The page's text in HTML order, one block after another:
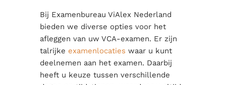
Bij Examenbureau ViAlex Nederland
bieden we diverse opties voor het
afleggen van uw VCA-examen. Er zijn
talrijke examenlocaties waar u kunt
deelnemen aan het examen. Daarbij
heeft u keuze tussen verschillende